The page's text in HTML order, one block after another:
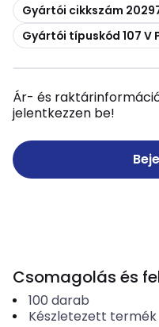
Másolás
Gyártói cikkszám
Másolás
Gyártói típuskód 107 V
Ár- és
jelentkezzen be!
Csomagolás és
100 darab
Készletezett termék